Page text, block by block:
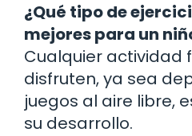
¿Qué tipo de
mejores para un
Cualquier actividad
disfruten, ya sea
juegos al aire libre,
su desarrollo.